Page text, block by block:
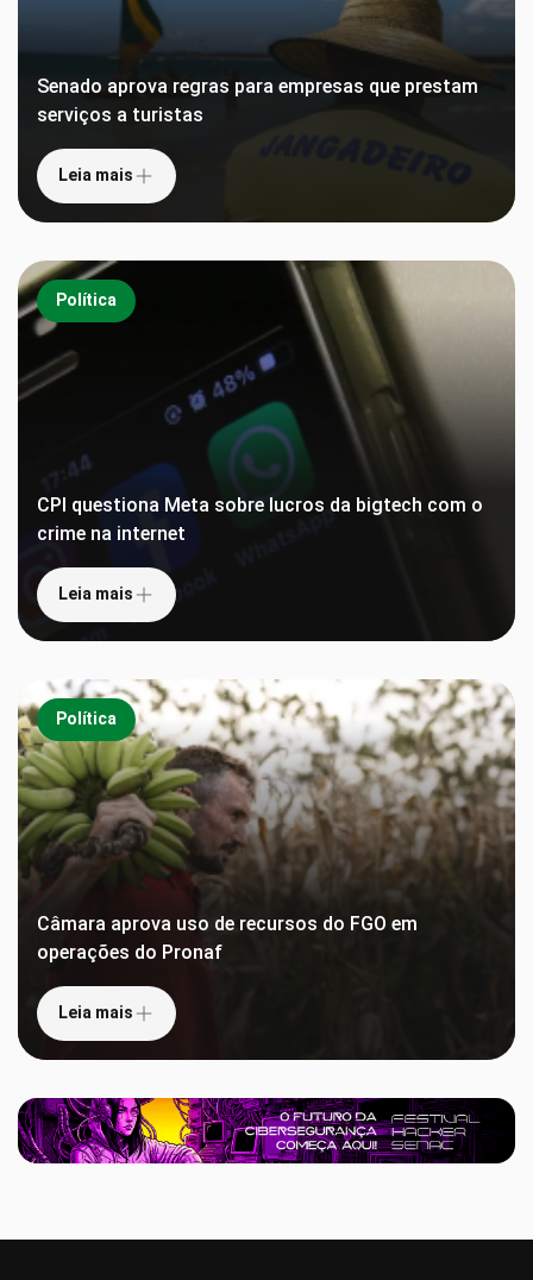
Senado aprova regras para empresas que prestam
serviços a turistas
Leia mais
Política
CPI questiona Meta sobre lucros da bigtech com o
crime na internet
Leia mais
Política
Câmara aprova uso de recursos do FGO em
operações do Pronaf
Leia mais